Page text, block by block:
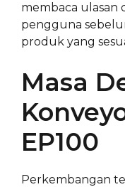
membaca ulasan
pengguna
produk yang
Masa
EP100
Perkembangan